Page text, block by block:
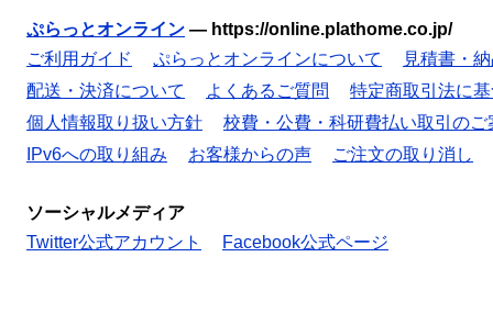
ぷらっとオンライン — https://online.plathome.co.jp/
ご利用ガイド
ぷらっとオンラインについて
見積書・
配送・決済について
よくあるご質問
特定商取引法に
個人情報取り扱い方針
校費・公費・科研費払い取引のご
IPv6への取り組み
お客様からの声 ご注文の取り消し
ソーシャルメディア
Twitter公式アカウント
Facebook公式ページ